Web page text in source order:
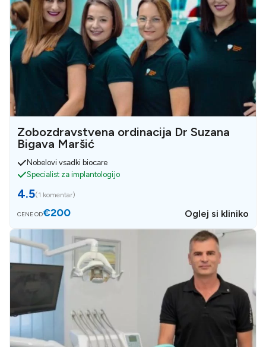
Zobozdravstvena ordinacija Dr Suzana
Bigava Maršić
Nobelovi vsadki biocare
Specialist za implantologijo
4.5(1 komentar)
CENE OD€200 Oglej si kliniko